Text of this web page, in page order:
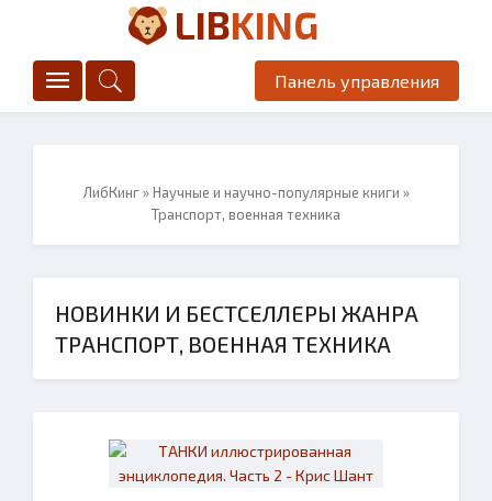
LIBKING
Панель управления
ЛибКинг»Научные и научно-популярные книги »
Транспорт, военная техника
НОВИНКИ И БЕСТСЕЛЛЕРЫ ЖАНРА
ТРАНСПОРТ, ВОЕННАЯ ТЕХНИКА